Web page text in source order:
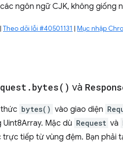
ngôn ngữ CJK, không giống
| Theo dõi lỗi #40501131 | Mục nhập
. bytes( ) và
bytes() vào giao diện
Uint8Array. Mặc dù Request và
tiếp từ vùng đệm. Bạn phải